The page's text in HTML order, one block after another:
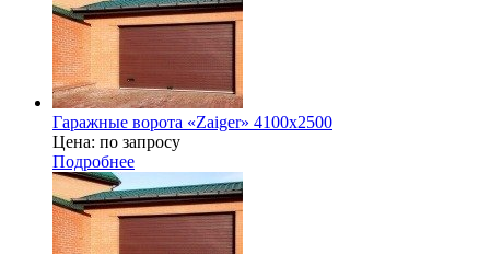
Гаражные ворота «Zaiger» 4100х2500
Цена: по запросу
Подробнее